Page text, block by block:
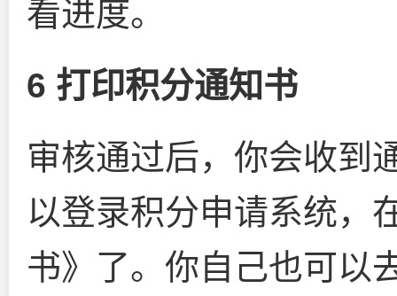
看进度。
6 打印积分通知书
审核通过后，你会收到
以登录积分申请系统，
书》了。你自己也可以